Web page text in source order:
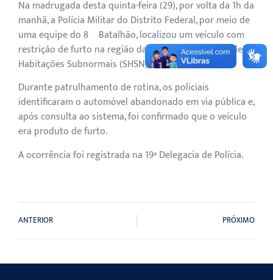
Na madrugada desta quinta-feira (29), por volta da 1h da
manhã, a Polícia Militar do Distrito Federal, por meio de
uma equipe do 8º Batalhão, localizou um veículo com
restrição de furto na região da Chácara 2, no Setor de
Habitações Subnormais (SHSN), em Brasília.
Durante patrulhamento de rotina, os policiais
identificaram o automóvel abandonado em via pública e,
após consulta ao sistema, foi confirmado que o veículo
era produto de furto.
A ocorrência foi registrada na 19ª Delegacia de Polícia.
ANTERIOR PRÓXIMO